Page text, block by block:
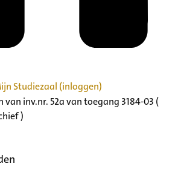
Studiezaal (inloggen)
van inv.nr. 52a van toegang 3184-03 (
)